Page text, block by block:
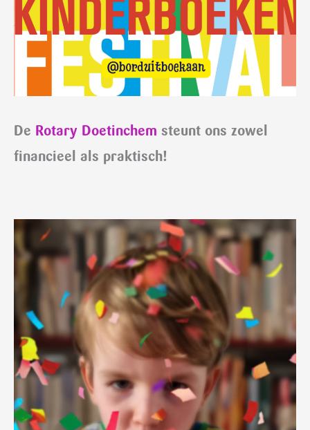
De Rotary Doetinchem steunt ons zowel
financieel als praktisch!